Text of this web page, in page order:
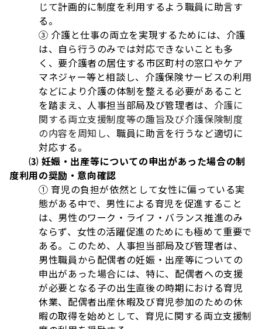
じて計画的に制度を利用するよう職員に助言す
る。
③ 介護と仕事の両立を実現するためには、介護
は、自ら行うのみでは対応できないことも多
く、要介護者の居住する市区町村の窓口やケア
マネジャー等と相談し、介護保険サービスの利用
などにより介護の体制を整える必要があること
を踏まえ、人事担当部局及び管理者は、 介護に
関する両立支援制度等の趣旨及び介護保険制度
の内容を周知し、職員に助言を行うなど適切に
対応する。
⑶ 妊娠・出産等についての申出があった場合の制
度利用の奨励・意向確認
① 育児の負担が依然として女性に偏っている実
態がある中で、男性による育児を促進すること
は、男性のワーク・ライフ・バランス推進のみ
ならず、女性の活躍促進のためにも極めて重要で
ある。このため、人事担当部局及び管理者は、
男性職員から配偶者の妊娠・出産等についての
申出があった場合には、特に、配偶者への支援
が必要となる子の出生直後の時期における育児
休業、配偶者出産休暇及び育児参加のための休
暇の取得を始めとして、育児に関する両立支援制